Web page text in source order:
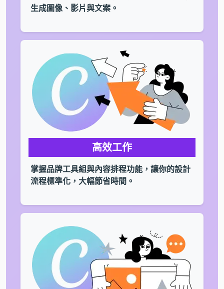
生成圖像、影片與文案。
高效工作
掌握品牌工具組與內容排程功能，讓你的設計
流程標準化，大幅節省時間。